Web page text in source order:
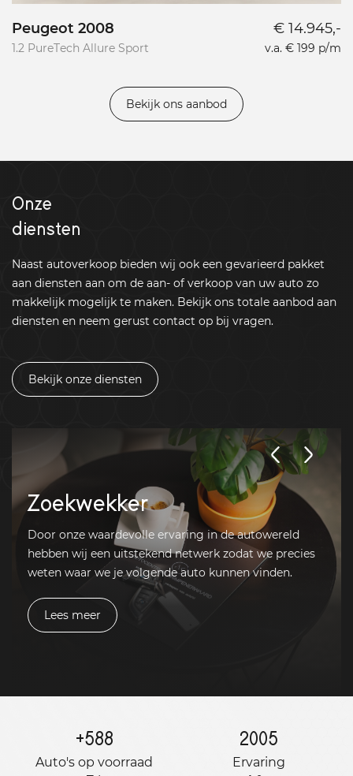
Peugeot 2008
1.2 PureTech Allure Sport
€ 14.945,-
v.a. € 199 p/m
Bekijk ons aanbod
Onze
diensten
Naast autoverkoop bieden wij ook een gevarieerd pakket
aan diensten aan om de aan- of verkoop van uw auto zo
makkelijk mogelijk te maken. Bekijk ons totale aanbod aan
diensten en neem gerust contact op bij vragen.
Bekijk onze diensten
Zoekwekker
Door onze waardevolle ervaring in de autowereld
hebben wij een uitstekend netwerk zodat we precies
weten waar we je volgende auto kunnen vinden.
Lees meer
+588
Auto's op voorraad
2005
Ervaring